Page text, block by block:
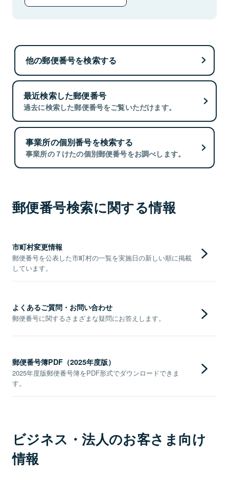
他の郵便番号を検索する
最近検索した郵便番号
過去に検索した郵便番号をご覧いただけます。
事業所の個別番号を検索する
事業所の７けたの個別郵便番号をお調べします。
郵便番号検索に関する情報
市町村変更情報
郵便番号を公表した市町村の一覧を実施日の新しい順に掲載
しています。
よくあるご質問・お問い合わせ
郵便番号に関するさまざまな疑問にお答えします。
郵便番号簿PDF（2025年度版）
2025年度版郵便番号簿をPDF形式でダウンロードできま
す。
ビジネス・法人のお客さま向け
情報